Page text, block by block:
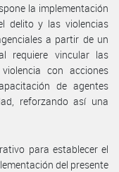
la implementación
delito y las violencias
a partir de un
requiere vincular las
con acciones
de agentes
reforzando así una
para establecer el
del presente